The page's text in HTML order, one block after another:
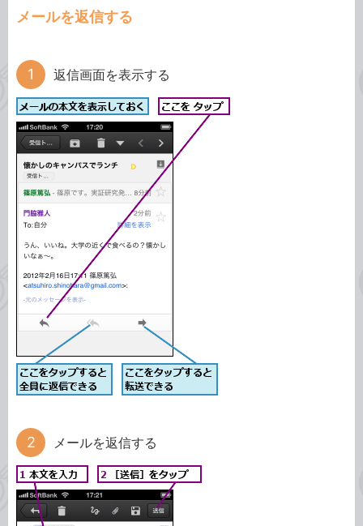
メールを返信する
返信画面を表示する
メールを返信する